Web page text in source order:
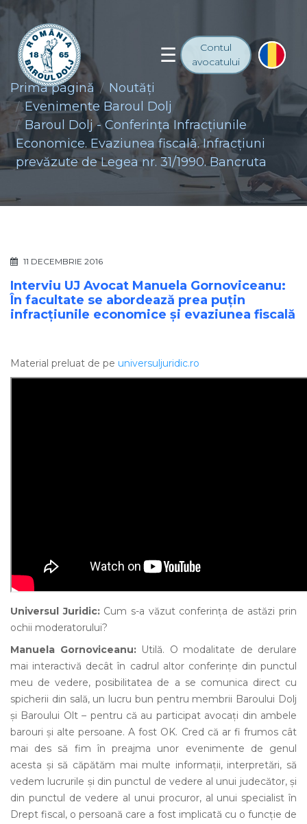
Contul
avocatului
Prima pagină
Noutăţi
Evenimente Baroul Dolj
Baroul Dolj - Conferința Infracțiunile
Economice. Evaziunea fiscală. Infracțiuni
prevăzute de Legea nr. 31/1990. Bancruta
11 DECEMBRIE 2016
Interviu UJ Avocat Manuela Gornoviceanu:
În facultate se abordează prea puțin
infracţiunile economice şi evaziunea fiscală
Material preluat de pe universuljuridic.ro
Universul Juridic:Cum s-a văzut conferința de astăzi prin
ochii moderatorului?
Manuela Gornoviceanu:Utilă. O modalitate de derulare
mai interactivă decât în cadrul altor conferințe din punctul
meu de vedere, posibilitatea de a se comunica direct cu
spicherii din sală, un lucru bun pentru membrii Baroului Dolj
și Baroului Olt – pentru că au participat avocați din ambele
barouri și alte persoane. A fost OK. Cred că ar fi frumos cât
mai des să fim în preajma unor evenimente de genul
acesta și să căpătăm mai multe informații, interpretări, să
vedem lucrurile și din punctul de vedere al unui judecător, și
din punctul de vedere al unui procuror, al unui specialist în
Drept fiscal, o persoană care a fost implicată cu o funcție de